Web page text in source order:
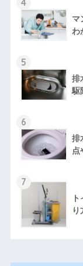
4
マ
わ
5
排
駆
6
排
点
7
り